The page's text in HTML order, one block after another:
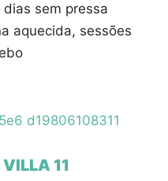
sem pressa
aquecida, sessões
11